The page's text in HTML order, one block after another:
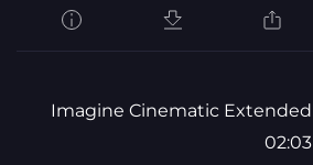
Imagine Cinematic Extended
02:03